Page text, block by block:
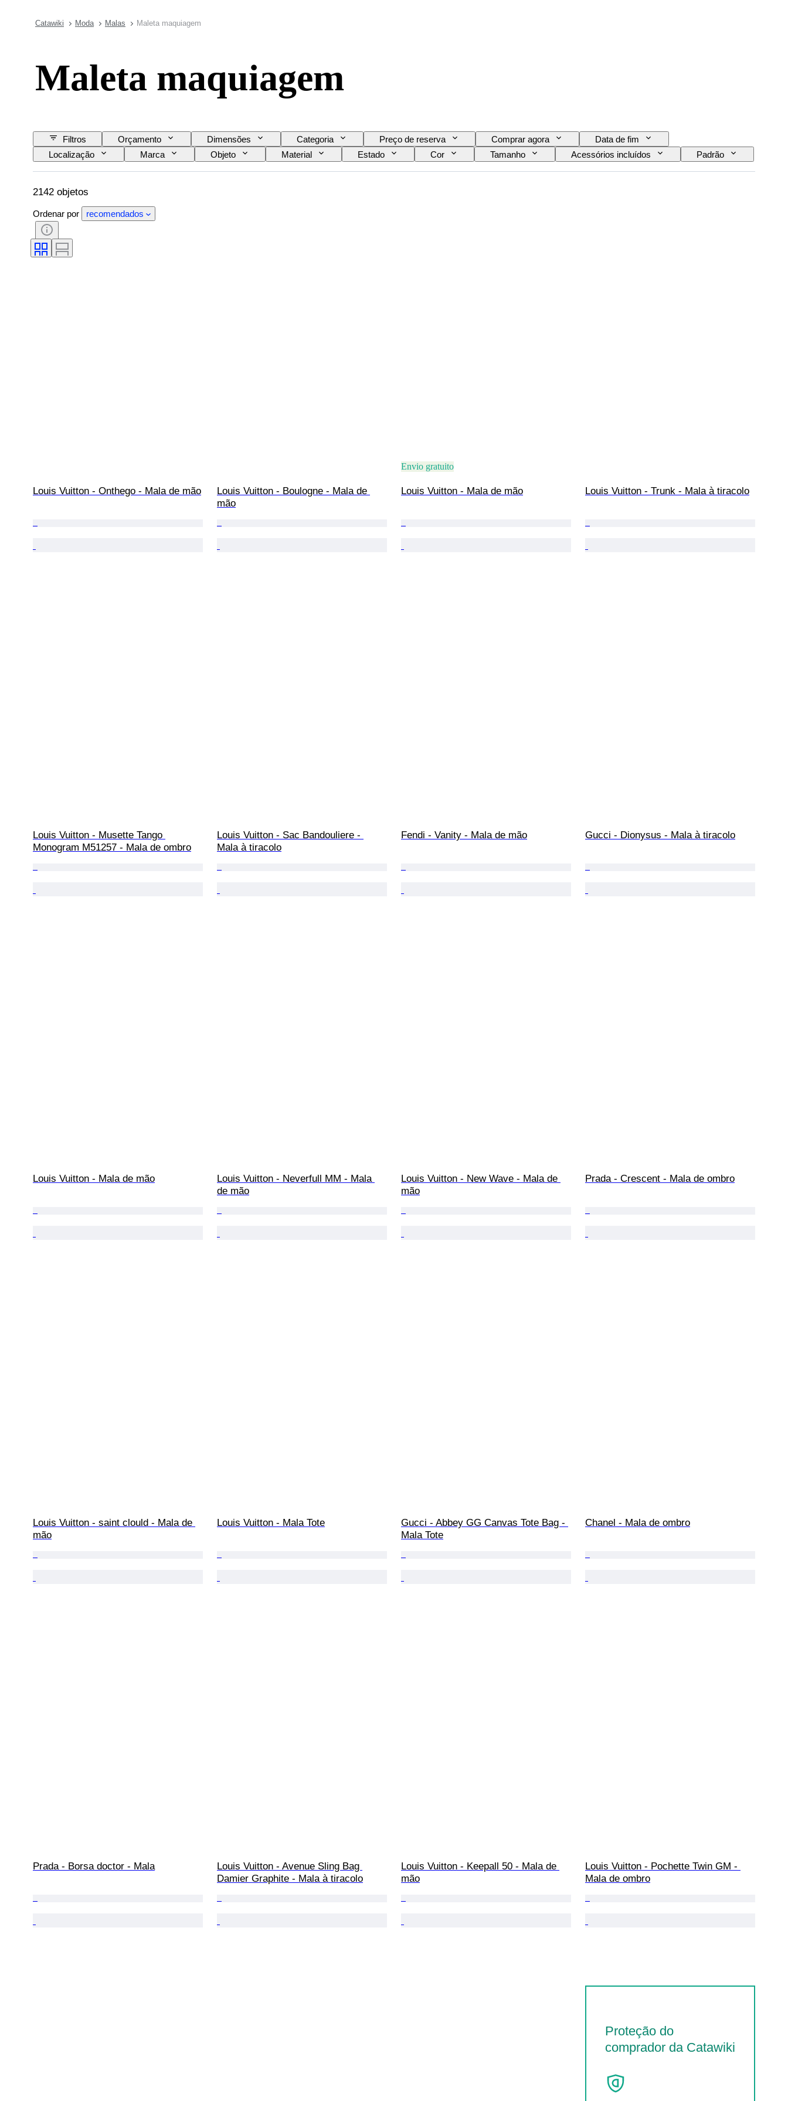
Catawiki Moda Malas Maleta maquiagem
Maleta maquiagem
Filtros Orçamento Dimensões Categoria Preço de reserva Comprar agora
Data de fim
Localização
Marca Objeto Material Estado Cor Tamanho Acessórios incluídos
Padrão
Era
Modelo
2142 objetos
Ordenar por recomendados
Louis Vuitton - Onthego - Mala de mão
Louis Vuitton - Boulogne - Mala de
mão
Envio gratuito
Louis Vuitton - Mala de mão Louis Vuitton - Trunk - Mala à tiracolo
Louis Vuitton - Musette Tango
Monogram M51257 - Mala de ombro
Louis Vuitton - Sac Bandouliere -
Mala à tiracolo
Fendi - Vanity - Mala de mão Gucci - Dionysus - Mala à tiracolo
Louis Vuitton - Mala de mão
Louis Vuitton - Neverfull MM - Mala
de mão
Louis Vuitton - New Wave - Mala de
mão
Prada - Crescent - Mala de ombro
Louis Vuitton - saint clould - Mala de
mão
Louis Vuitton - Mala Tote
Gucci - Abbey GG Canvas Tote Bag -
Mala Tote
Chanel - Mala de ombro
Prada - Borsa doctor - Mala
Louis Vuitton - Avenue Sling Bag
Damier Graphite - Mala à tiracolo
Louis Vuitton - Keepall 50 - Mala de
mão
Louis Vuitton - Pochette Twin GM -
Mala de ombro
Proteção do
comprador da Catawiki